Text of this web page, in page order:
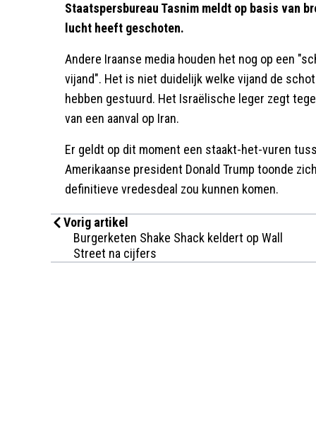
Staatspersbureau Tasnim meldt op basis van
lucht heeft geschoten.
Andere Iraanse media houden het nog op een
vijand". Het is niet duidelijk welke vijand de
hebben gestuurd. Het Israëlische leger zegt
van een aanval op Iran.
Er geldt op dit moment een staakt-het-vuren
Amerikaanse president Donald Trump toonde
definitieve vredesdeal zou kunnen komen.
Vorig artikel
Burgerketen Shake Shack keldert op Wall
Street na cijfers